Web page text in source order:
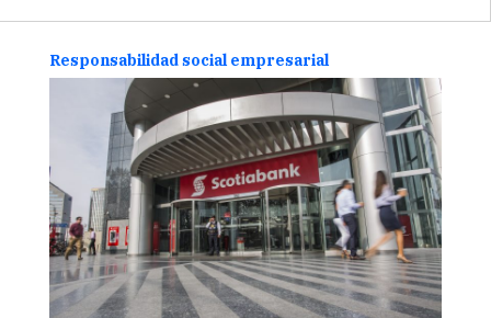
talento humano, supervisores, jefes y…
Continuar
Responsabilidad social empresarial